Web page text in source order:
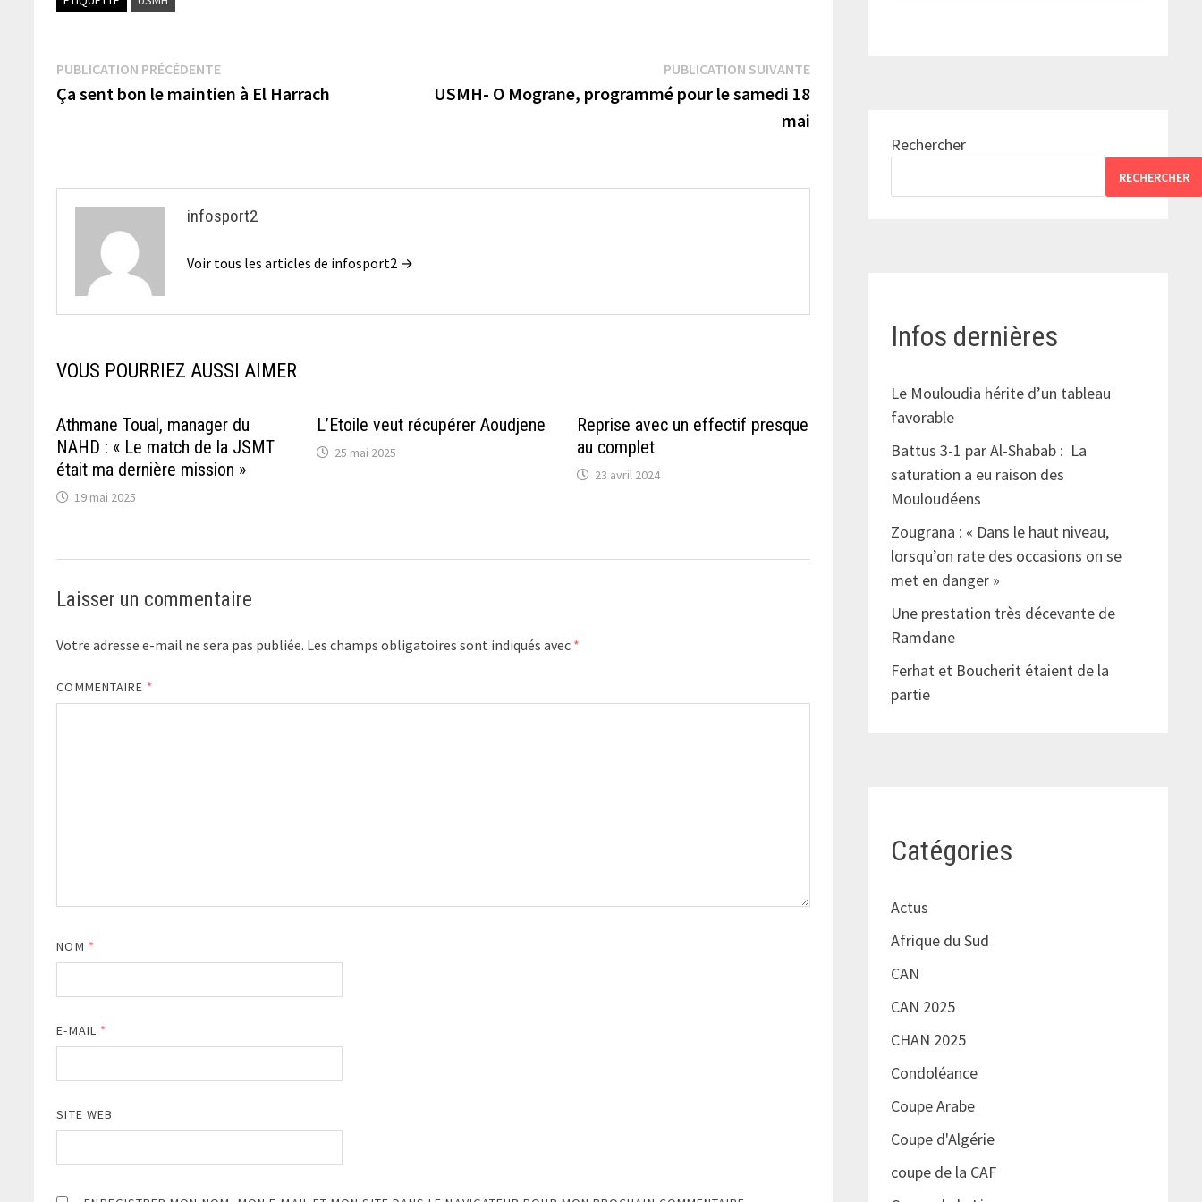
Navigation
de
PUBLICATION PRÉCÉDENTEPublication
précédente :
Ça sent bon le maintien à El Harrach
PUBLICATION SUIVANTEPublication
suivante :
USMH- O Mograne, programmé pour le samedi 18
mai
infosport2
Voir tous les articles de infosport2 →
VOUS POURRIEZ AUSSI AIMER
Athmane Toual, manager du
NAHD : « Le match de la JSMT
était ma dernière mission »
19 mai 2025
L’Etoile veut récupérer Aoudjene
25 mai 2025
Reprise avec un effectif presque
au complet
23 avril 2024
Laisser un commentaire
Votre adresse e-mail ne sera pas publiée. Les champs obligatoires sont indiqués avec *
COMMENTAIRE *
NOM *
E-MAIL *
SITE WEB
Rechercher
RECHERCHER
Infos dernières
Le Mouloudia hérite d’un tableau
favorable
Battus 3-1 par Al-Shabab : La
saturation a eu raison des
Mouloudéens
Zougrana : « Dans le haut niveau,
lorsqu’on rate des occasions on se
met en danger »
Une prestation très décevante de
Ramdane
Ferhat et Boucherit étaient de la
partie
Catégories
Actus
Afrique du Sud
CAN
CAN 2025
CHAN 2025
Condoléance
Coupe Arabe
Coupe d'Algérie
coupe de la CAF